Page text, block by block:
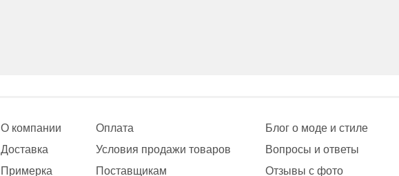
О компании
Доставка
Примерка
Оплата
Условия продажи товаров
Поставщикам
Блог о моде и стиле
Вопросы и ответы
Отзывы с фото